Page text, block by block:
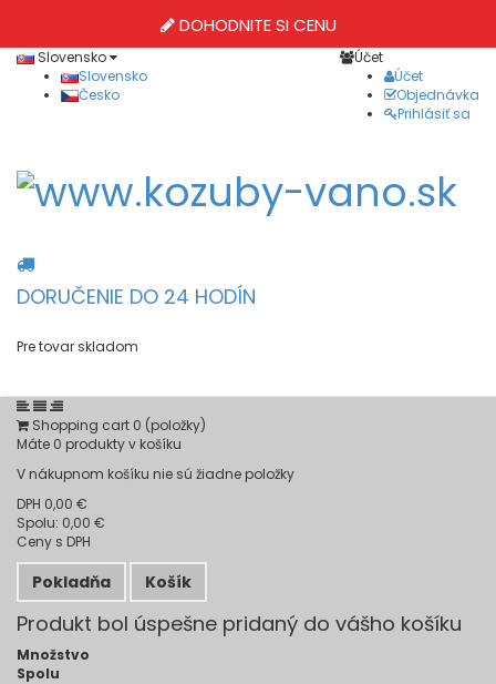
DOHODNITE SI CENU
Účet
Účet
Objednávka
Prihlásiť sa
Slovensko
Slovensko
Česko
DORUČENIE DO 24 HODÍN
Pre tovar skladom
Shopping cart 0 (položky)
Máte 0 produkty v košíku
V nákupnom košíku nie sú žiadne položky
DPH 0,00 €
Spolu: 0,00 €
Ceny s DPH
Pokladňa Košík
Produkt bol úspešne pridaný do vášho košíku
Množstvo
Spolu